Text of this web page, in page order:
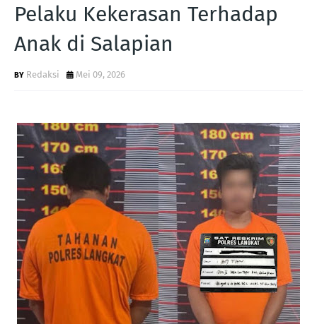
Pelaku Kekerasan Terhadap
Anak di Salapian
Redaksi Mei 09, 2026